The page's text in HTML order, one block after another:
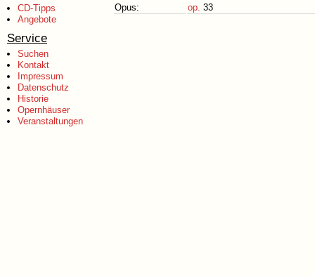
CD-Tipps
Angebote
Service
Suchen
Kontakt
Impressum
Datenschutz
Historie
Opernhäuser
Veranstaltungen
Opus:
op. 33